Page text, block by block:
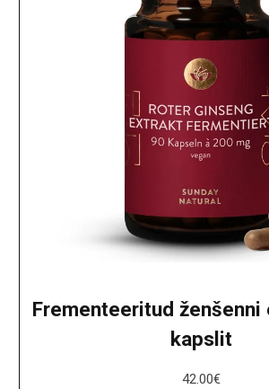
Frementeeritud
kapslit
42.00€